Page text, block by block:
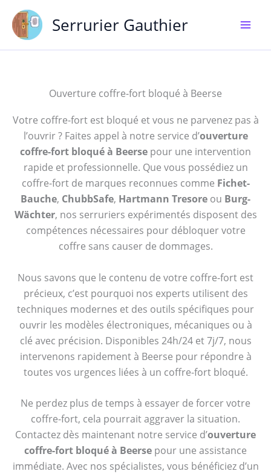
contenu
Serrurier Gauthier
Ouverture coffre-fort bloqué à Beerse
Votre coffre-fort est bloqué et vous ne parvenez pas à
l’ouvrir ? Faites appel à notre service d’ouverture
coffre-fort bloqué à Beerse pour une intervention
rapide et professionnelle. Que vous possédiez un
coffre-fort de marques reconnues comme Fichet-
Bauche, ChubbSafe, Hartmann Tresore ou Burg-
Wächter, nos serruriers expérimentés disposent des
compétences nécessaires pour débloquer votre
coffre sans causer de dommages.
Nous savons que le contenu de votre coffre-fort est
précieux, c’est pourquoi nos experts utilisent des
techniques modernes et des outils spécifiques pour
ouvrir les modèles électroniques, mécaniques ou à
clé avec précision. Disponibles 24h/24 et 7j/7, nous
intervenons rapidement à Beerse pour répondre à
toutes vos urgences liées à un coffre-fort bloqué.
Ne perdez plus de temps à essayer de forcer votre
coffre-fort, cela pourrait aggraver la situation.
Contactez dès maintenant notre service d’ouverture
coffre-fort bloqué à Beerse pour une assistance
immédiate. Avec nos spécialistes, vous bénéficiez d’un